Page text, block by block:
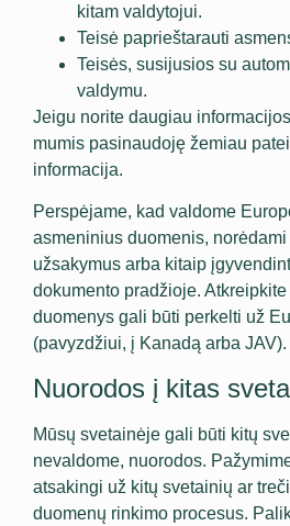
kitam valdytojui.
Teisė paprieštarauti
Teisės, susijusios su
valdymu.
Jeigu norite daugiau
mumis pasinaudoję žemiau
informacija.
Perspėjame, kad valdome
asmeninius duomenis,
užsakymus arba kitaip
dokumento pradžioje.
duomenys gali būti perkelti už
(pavyzdžiui, į Kanadą arba JAV).
Nuorodos į kitas
Mūsų svetainėje gali būti kitų
nevaldome, nuorodos.
atsakingi už kitų svetainių ar
duomenų rinkimo procesus.